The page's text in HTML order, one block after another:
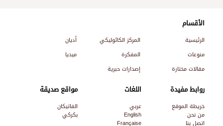
الأقسام
الرئيسية المركز الكاثوليكي
أديان
منوعات
المفكرة
ميديا
مقالات مختارة
إصدارات حبرية
روابط مفيدة
خريطة الموقع
من نحن
اتصل بنا
اللغات
عربي
English
Française
مواقع صديقة
الفاتيكان
بكركي